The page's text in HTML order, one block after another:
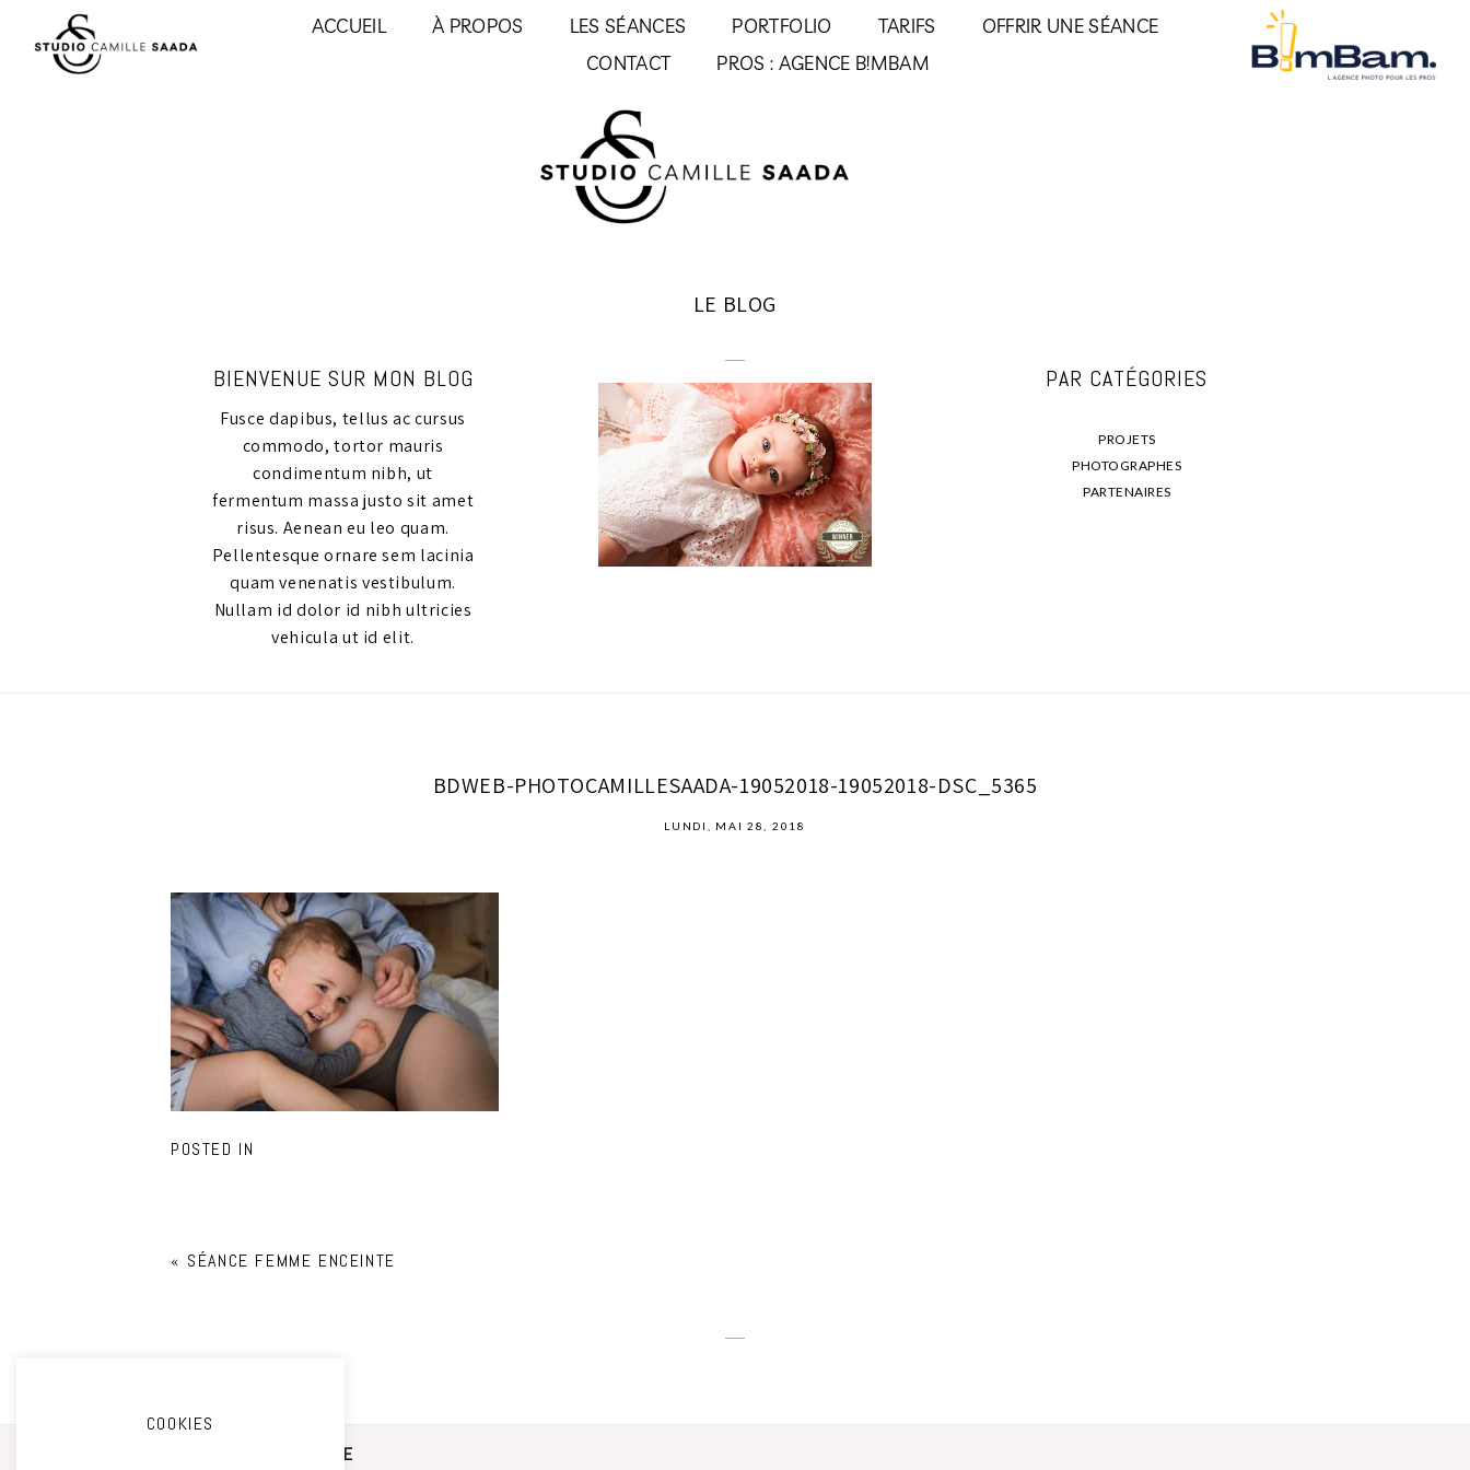
ACCUEIL À PROPOS LES SÉANCES PORTFOLIO TARIFS
OFFRIR UNE SÉANCE
CONTACT
PROS : AGENCE B!MBAM
BIENVENUE SUR MON BLOG
Fusce dapibus, tellus ac cursus
commodo, tortor mauris
condimentum nibh, ut
fermentum massa justo sit amet
risus. Aenean eu leo quam.
Pellentesque ornare sem lacinia
quam venenatis vestibulum.
Nullam id dolor id nibh ultricies
vehicula ut id elit.
LE BLOG
PAR CATÉGORIES
PROJETS
PHOTOGRAPHES
PARTENAIRES
BDWEB-PHOTOCAMILLESAADA-19052018-19052018-DSC_5365
LUNDI, MAI 28, 2018
POSTED IN
« SÉANCE FEMME ENCEINTE
STUDIO PHOTO CAMILLE
COOKIES